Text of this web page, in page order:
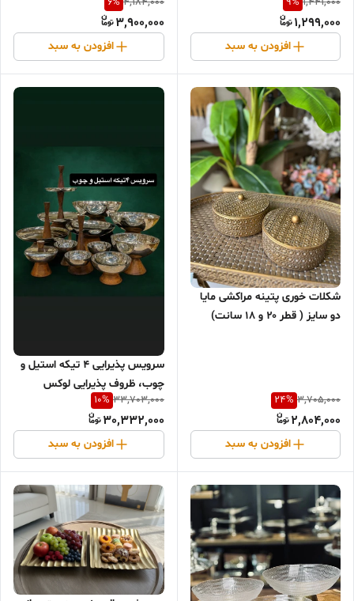
سرامیکی
1,299,000
افزودن به سبد
سانت)
3,900,000
افزودن به سبد
شکلات خوری پتینه مراکشی مایا
دو سایز ( قطر ۲۰ و ۱۸ سانت)
3,705,000
24%
2,804,000
افزودن به سبد
سرویس پذیرایی ۴ تیکه استیل و
چوب، ظروف پذیرایی لوکس
33,703,000
10%
30,332,000
افزودن به سبد